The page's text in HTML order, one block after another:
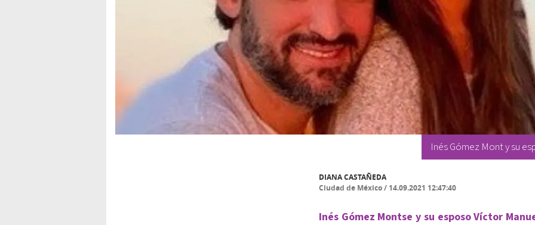
Inés Gómez Mont y su
DIANA CASTAÑEDA
Ciudad de México/ 14.09.2021 12:47:40
Inés Gómez Montse y su esposo Víctor